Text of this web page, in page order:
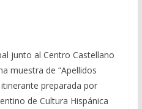
junto al Centro Castellano
muestra de “Apellidos
preparada por
de Cultura Hispánica